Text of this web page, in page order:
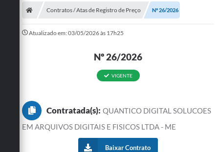
A Nossa Cidade
Contratos / Atas de Registro de Preço Nº 26/2026
Atualizado em: 03/05/2026 às 17h25
Nº 26/2026
VIGENTE
Contratada(s): QUANTICO DIGITAL SOLUCOES
EM ARQUIVOS DIGITAIS E FISICOS LTDA - ME
Baixar Contrato